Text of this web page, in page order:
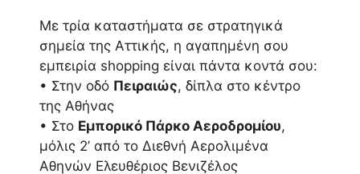
Με τρία καταστήματα σε στρατηγικά
σημεία της Αττικής, η αγαπημένη σου
εμπειρία shopping είναι πάντα κοντά σου:
• Στην οδό Πειραιώς, δίπλα στο κέντρο
της Αθήνας
• Στο Εμπορικό Πάρκο Αεροδρομίου,
μόλις 2’ από το Διεθνή Αερολιμένα
Αθηνών Ελευθέριος Βενιζέλος